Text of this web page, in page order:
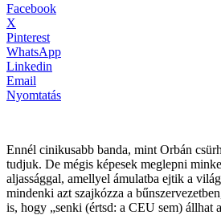
Facebook
X
Pinterest
WhatsApp
Linkedin
Email
Nyomtatás
Ennél cinikusabb banda, mint Orbán
tudjuk. De mégis képesek meglepni
aljassággal, amellyel ámulatba ejtik a
mindenki azt szajkózza a
is, hogy „senki (értsd: a CEU sem) állhat